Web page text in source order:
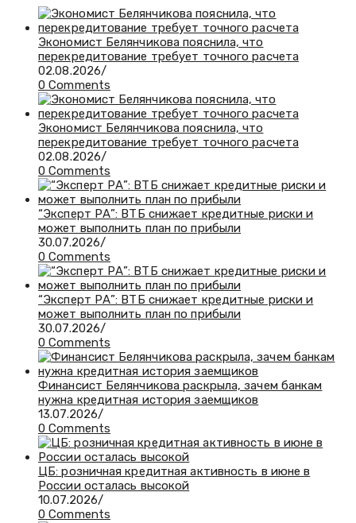
Экономист Белянчикова пояснила, что
перекредитование требует точного расчета
02.08.2026/
0 Comments
Экономист Белянчикова пояснила, что
перекредитование требует точного расчета
02.08.2026/
0 Comments
“Эксперт РА”: ВТБ снижает кредитные риски и
может выполнить план по прибыли
30.07.2026/
0 Comments
“Эксперт РА”: ВТБ снижает кредитные риски и
может выполнить план по прибыли
30.07.2026/
0 Comments
Финансист Белянчикова раскрыла, зачем банкам
нужна кредитная история заемщиков
13.07.2026/
0 Comments
ЦБ: розничная кредитная активность в июне в
России осталась высокой
10.07.2026/
0 Comments